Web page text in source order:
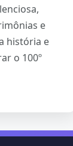
e
história e
o 100º